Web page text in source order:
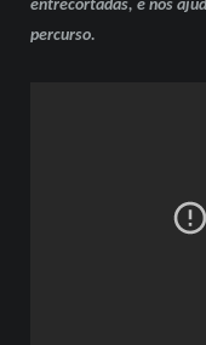
entrecortadas, e nos
percurso.